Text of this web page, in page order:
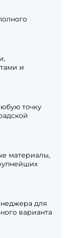
и
точку
материалы,
для
варианта